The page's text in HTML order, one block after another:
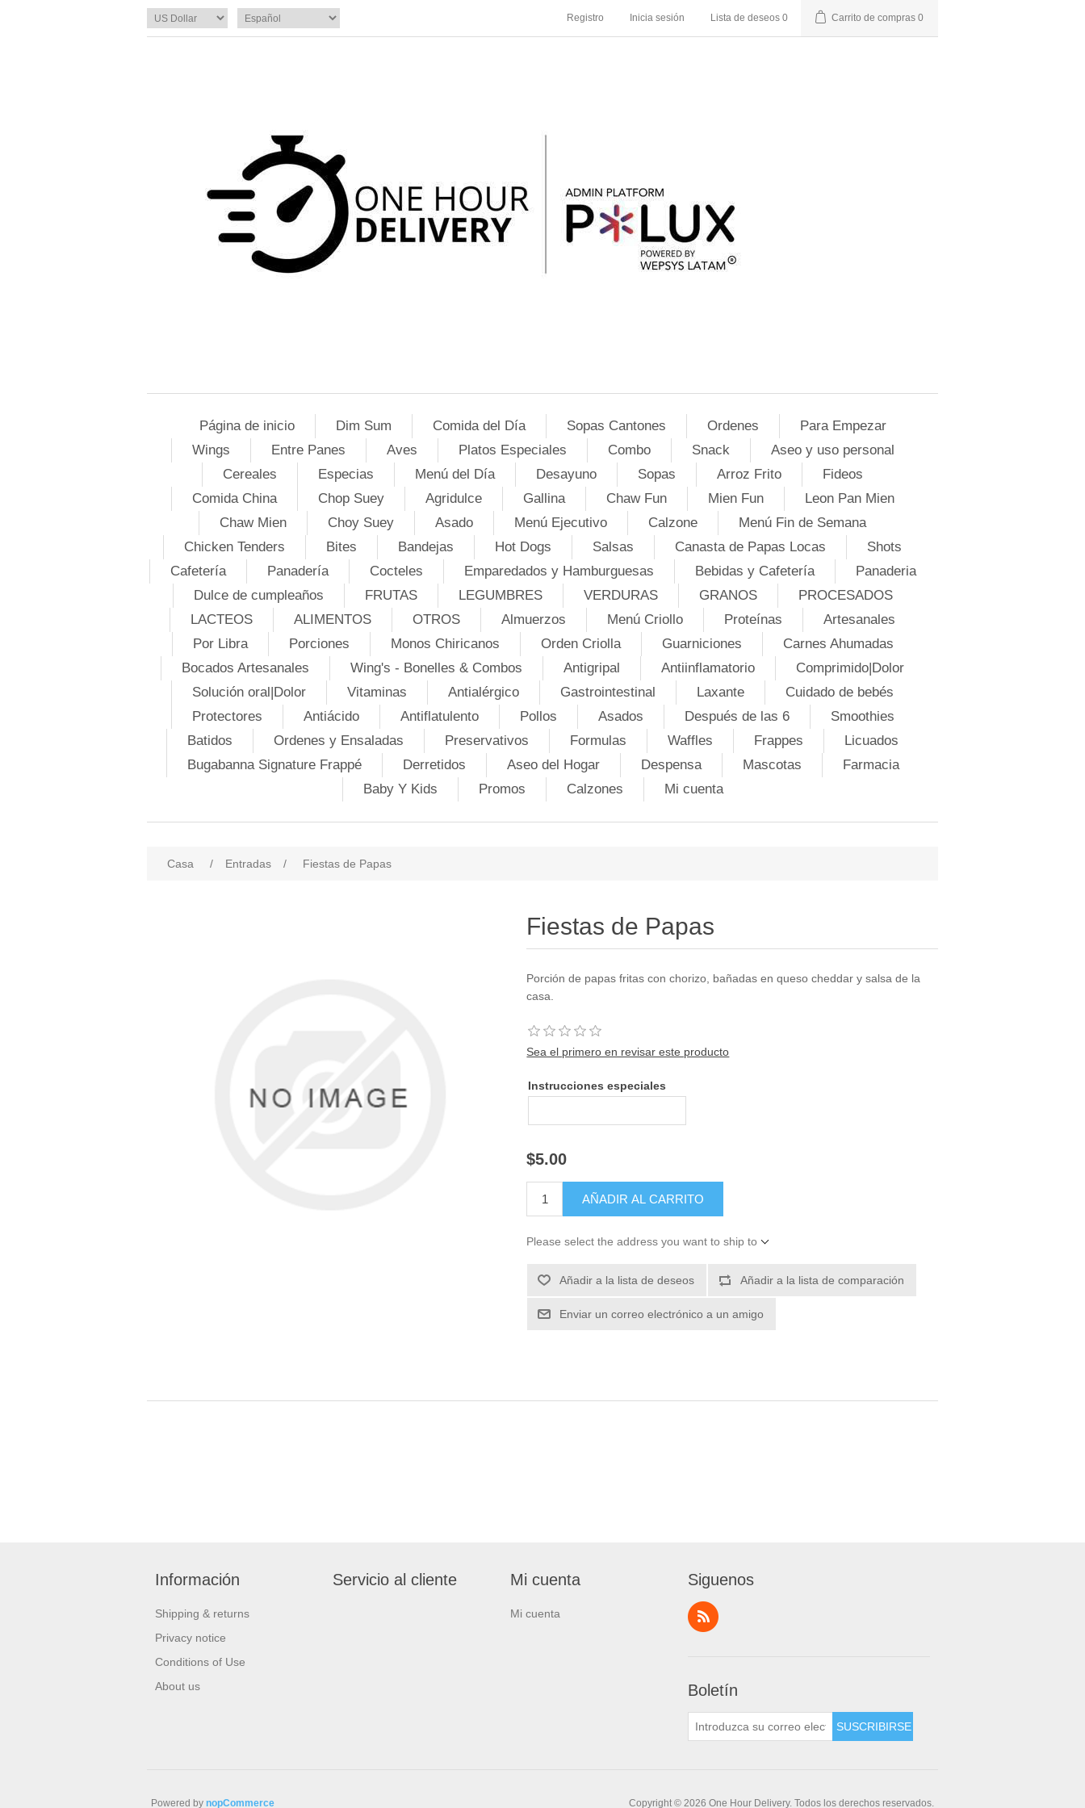
Registro Inicia sesión Lista de deseos 0 Carrito de compras 0
Página de inicio Dim Sum Comida del Día Sopas Cantones Ordenes
Para Empezar
Wings
Entre Panes Aves Platos Especiales Combo Snack
Aseo y uso personal
Cereales
Especias Menú del Día Desayuno Sopas Arroz Frito
Fideos
Comida China
Chop Suey Agridulce Gallina Chaw Fun Mien Fun
Leon Pan Mien
Chaw Mien
Choy Suey Asado Menú Ejecutivo Calzone
Menú Fin de Semana
Chicken Tenders
Bites Bandejas Hot Dogs Salsas Canasta de Papas Locas
Shots
Cafetería
Panadería Cocteles Emparedados y Hamburguesas Bebidas y Cafetería
Panaderia
Dulce de cumpleaños
FRUTAS LEGUMBRES VERDURAS GRANOS
PROCESADOS
LACTEOS
ALIMENTOS OTROS Almuerzos Menú Criollo Proteínas
Artesanales
Por Libra
Porciones Monos Chiricanos Orden Criolla Guarniciones
Carnes Ahumadas
Bocados Artesanales
Wing's - Bonelles & Combos Antigripal Antiinflamatorio
Comprimido|Dolor
Solución oral|Dolor
Vitaminas Antialérgico Gastrointestinal Laxante
Cuidado de bebés
Protectores
Antiácido Antiflatulento Pollos Asados Después de las 6
Smoothies
Batidos
Ordenes y Ensaladas Preservativos Formulas Waffles Frappes
Licuados
Bugabanna Signature Frappé
Derretidos Aseo del Hogar Despensa Mascotas
Farmacia
Baby Y Kids
Promos Calzones Mi cuenta
Casa / Entradas / Fiestas de Papas
Fiestas de Papas
Porción de papas fritas con chorizo, bañadas en queso cheddar y salsa de la
casa.
Sea el primero en revisar este producto
Instrucciones especiales
$5.00
Please select the address you want to ship to
Información
Shipping & returns
Privacy notice
Conditions of Use
About us
Servicio al cliente Mi cuenta
Mi cuenta
Siguenos
Boletín
Copyright © 2026 One Hour Delivery. Todos los derechos reservados.
Powered by nopCommerce